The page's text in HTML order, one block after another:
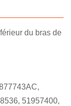
du bras de
51957400,